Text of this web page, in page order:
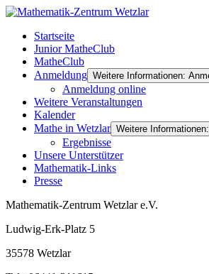
Startseite
Junior MatheClub
MatheClub
Anmeldung Weitere Informationen:
Anmeldung online
Weitere Veranstaltungen
Kalender
Mathe in Wetzlar Weitere
Ergebnisse
Unsere Unterstützer
Mathematik-Links
Presse
Mathematik-Zentrum Wetzlar e.V.
Ludwig-Erk-Platz 5
35578 Wetzlar